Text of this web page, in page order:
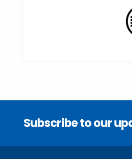
Subscribe to our